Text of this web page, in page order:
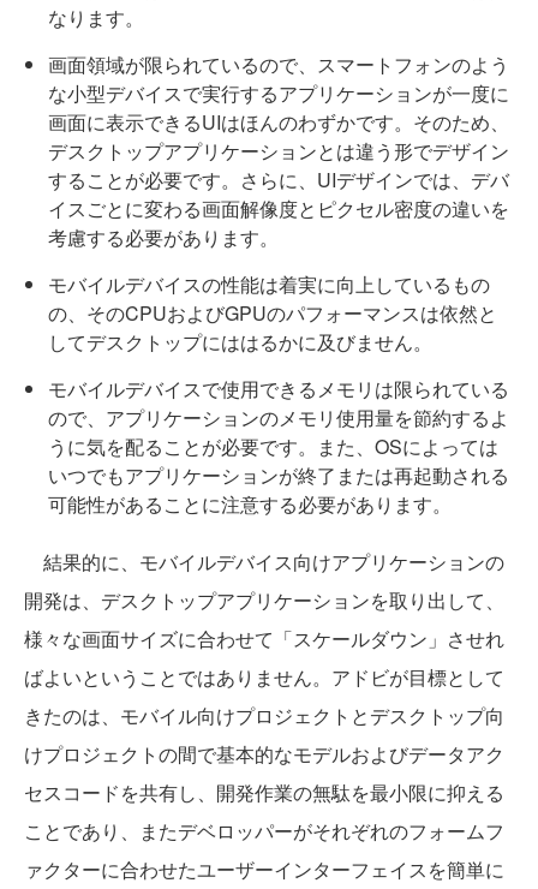
なります。
画面領域が限られているので、スマートフォンのよう
な小型デバイスで実行するアプリケーションが一度に
画面に表示できるUIはほんのわずかです。そのため、
デスクトップアプリケーションとは違う形でデザイン
することが必要です。さらに、UIデザインでは、デバ
イスごとに変わる画面解像度とピクセル密度の違いを
考慮する必要があります。
モバイルデバイスの性能は着実に向上しているもの
の、そのCPUおよびGPUのパフォーマンスは依然と
してデスクトップにははるかに及びません。
モバイルデバイスで使用できるメモリは限られている
ので、アプリケーションのメモリ使用量を節約するよ
うに気を配ることが必要です。また、OSによっては
いつでもアプリケーションが終了または再起動される
可能性があることに注意する必要があります。
結果的に、モバイルデバイス向けアプリケーションの
開発は、デスクトップアプリケーションを取り出して、
様々な画面サイズに合わせて「スケールダウン」させれ
ばよいということではありません。アドビが目標として
きたのは、モバイル向けプロジェクトとデスクトップ向
けプロジェクトの間で基本的なモデルおよびデータアク
セスコードを共有し、開発作業の無駄を最小限に抑える
ことであり、またデベロッパーがそれぞれのフォームフ
ァクターに合わせたユーザーインターフェイスを簡単に